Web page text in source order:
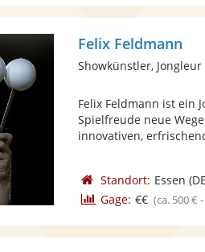
Felix Feldmann
Showkünstler, Jongleur
Felix Feldmann ist ein
Spielfreude neue
innovativen,
Standort: Essen
Gage: €€ (ca. 500 €